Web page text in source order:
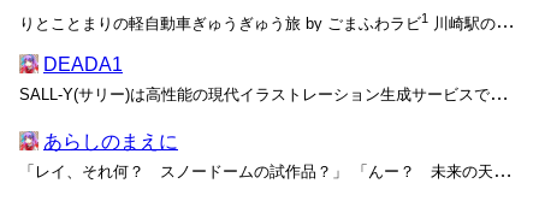
りとことまりの軽自動車ぎゅうぎゅう旅 by ごまふわラビ1 川崎駅の西口乗降所で腕時計を見ながら迎えを待っていたまりが、突然目の前に止まった車に少し身構えたのは、その小さな白い軽自動車の姿が彼女の予想からかけ離れていたせいだ。既に約束の10時からは20分...
DEADA1
SALL-Y(サリー)は高性能の現代イラストレーション生成サービスである。現代イラストレーションというのは――公式サイトによれば――現実世界を非常に精巧に再現した写真でもなく、歴史と伝統を重ねたハイアートの再生産でもなく、現代的な「生きた」ポップな絵柄の総体らしい。ここで「生きた...
あらしのまえに
「レイ、それ何？ スノードームの試作品？」 「んー？ 未来の天気が分かる高性能なひみつ道具だよ」 数十分前に夕食係としてキッチンに送り出したはずのレイがなかなか戻ってこないので様子を見に行くと、細長くて透明な瓶に白い結晶が沈んだ液体をちょうど詰め終わるところだった。本来はまな...